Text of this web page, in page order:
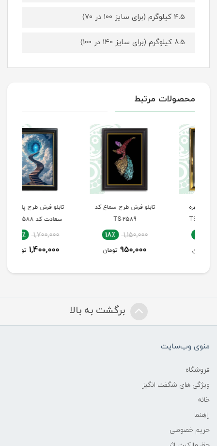
4.5 کیلوگرم (برای سایز 100 در 70)
8.5 کیلوگرم (برای سایز 140 در 100)
محصولات مرتبط
تابلو فرش طرح سماع کد
18٪
تومان
تابلو فرش طرح پله‌های
سعادت کد TS-2588
18٪
1,400,000 تومان
برگشت به بالا
منوی وب‌سایت
فروشگاه
ویژگی های شگفت انگیز
خانه
راهنما
حریم خصوصی